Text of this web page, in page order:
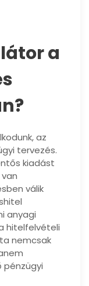
a
az
tervezés.
kiadást
válik
anyagi
hitelfelvételi
nemcsak